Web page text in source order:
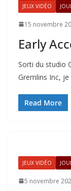
JEUX VIDÉO
15 novembre
Early
Sorti du studio
Gremlins Inc,
Read More
JEUX VIDÉO
5 novembre